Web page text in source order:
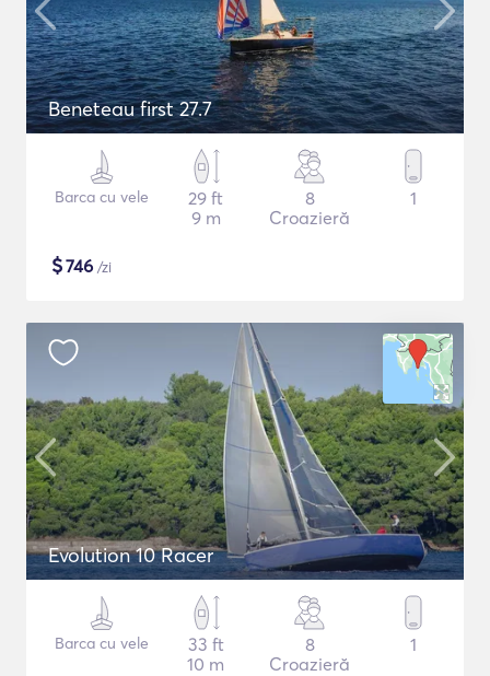
Beneteau first 27.7
Barca cu vele
29 ft
9 m
8
Croazieră
1
$746 /zi
Evolution 10 Racer
Barca cu vele
33 ft
10 m
8
Croazieră
1